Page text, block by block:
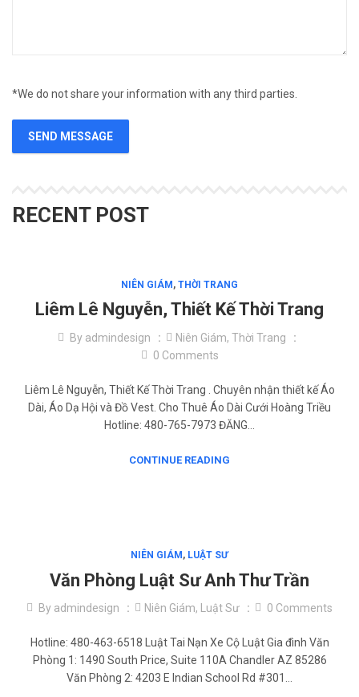
*We do not share your information with any third parties.
SEND MESSAGE
RECENT POST
NIÊN GIÁM, THỜI TRANG
Liêm Lê Nguyễn, Thiết Kế Thời Trang
By admindesign Niên Giám, Thời Trang
0 Comments
Liêm Lê Nguyễn, Thiết Kế Thời Trang . Chuyên nhận thiết kế Áo
Dài, Áo Dạ Hội và Đồ Vest. Cho Thuê Áo Dài Cưới Hoàng Triều
Hotline: 480-765-7973 ĐĂNG…
CONTINUE READING
NIÊN GIÁM , LUẬT SƯ
Văn Phòng Luật Sư Anh Thư Trần
By admindesign Niên Giám, Luật Sư 0 Comments
Hotline: 480-463-6518 Luật Tai Nạn Xe Cộ Luật Gia đình Văn
Phòng 1: 1490 South Price, Suite 110A Chandler AZ 85286
Văn Phòng 2: 4203 E Indian School Rd #301…